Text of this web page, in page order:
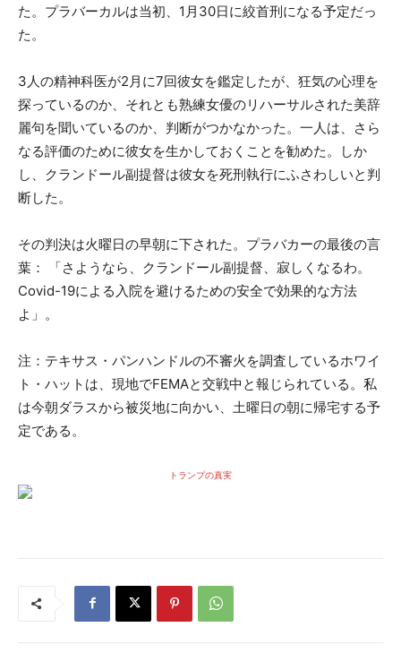
た。プラバーカルは当初、1月30日に絞首刑になる予定だっ
た。
3人の精神科医が2月に7回彼女を鑑定したが、狂気の心理を
探っているのか、それとも熟練女優のリハーサルされた美辞
麗句を聞いているのか、判断がつかなかった。一人は、さら
なる評価のために彼女を生かしておくことを勧めた。しか
し、クランドール副提督は彼女を死刑執行にふさわしいと判
断した。
その判決は火曜日の早朝に下された。プラバカーの最後の言
葉： 「さようなら、クランドール副提督、寂しくなるわ。
Covid-19による入院を避けるための安全で効果的な方法
よ」。
注：テキサス・パンハンドルの不審火を調査しているホワイ
ト・ハットは、現地でFEMAと交戦中と報じられている。私
は今朝ダラスから被災地に向かい、土曜日の朝に帰宅する予
定である。
トランプの真実